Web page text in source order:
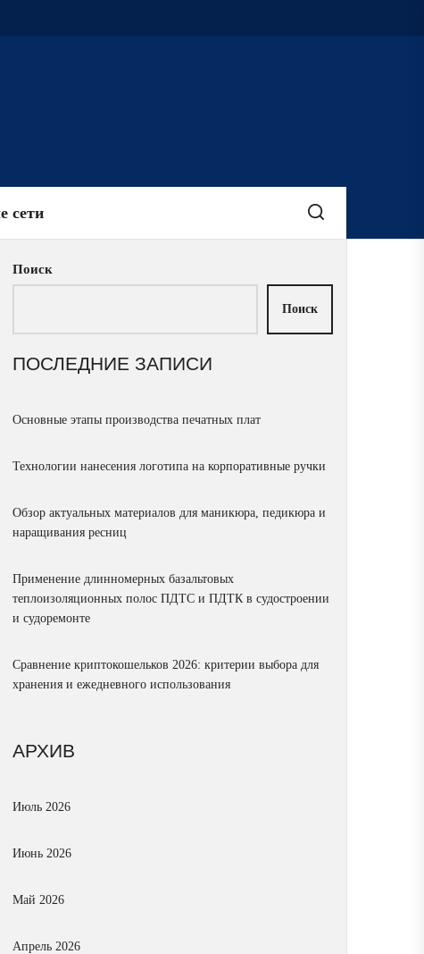
сети
Поиск
Поиск
ПОСЛЕДНИЕ ЗАПИСИ
Основные этапы производства печатных плат
Технологии нанесения логотипа на корпоративные ручки
Обзор актуальных материалов для маникюра, педикюра и
наращивания ресниц
Применение длинномерных базальтовых
теплоизоляционных полос ПДТС и ПДТК в судостроении
и судоремонте
Сравнение криптокошельков 2026: критерии выбора для
хранения и ежедневного использования
АРХИВ
Июль 2026
Июнь 2026
Май 2026
Апрель 2026